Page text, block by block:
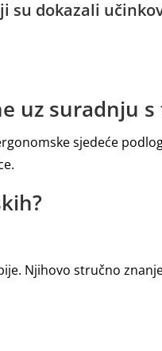
su dokazali
uz suradnju
sjedeće
Njihovo stručno